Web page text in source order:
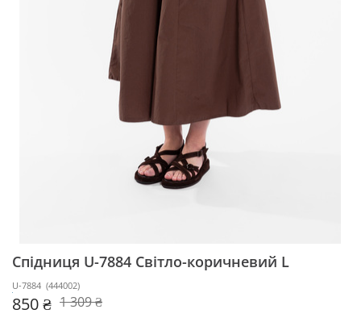
Спідниця U-7884 Світло-коричневий L
U-7884 (444002)
850 ₴ 1 309 ₴